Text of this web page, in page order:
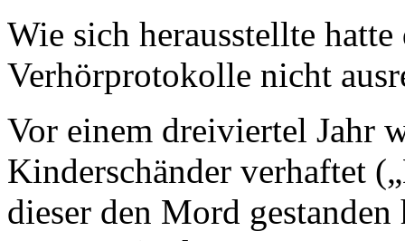
Wie sich herausstellte
Verhörprotokolle nicht
Vor einem dreiviertel Jahr
Kinderschänder verhaftet
dieser den Mord